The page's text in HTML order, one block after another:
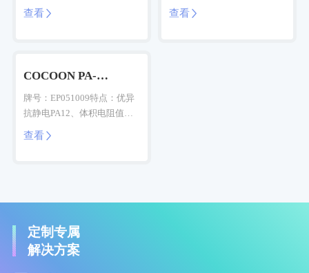
10^8Ω、强韧易打印
查看
10^6-10^7Ω、易打印
查看 
COCOON PA-
牌号：EP051009特点：优异
抗静电PA12、体积电阻值
10^6-10^7Ω
查看
定制专属
解决方案